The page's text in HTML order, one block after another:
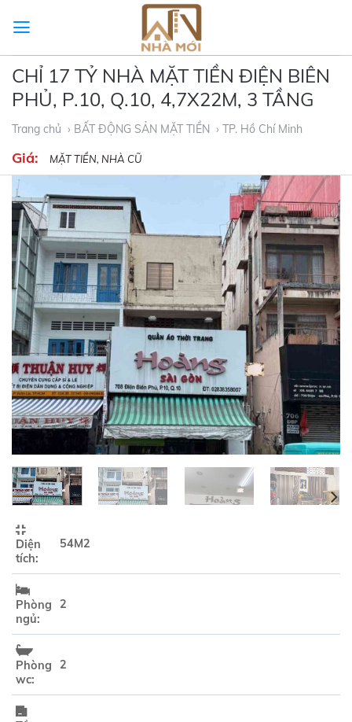
CHỈ 17 TỶ NHÀ MẶT TIỀN ĐIỆN BIÊN
PHỦ, P.10, Q.10, 4,7X22M, 3 TẦNG
Trang chủ › BẤT ĐỘNG SẢN MẶT TIỀN › TP. Hồ Chí Minh
Giá: MẶT TIỀN, NHÀ CŨ
Diện
tích:
54M2
Phòng
ngủ:
2
Phòng
wc:
2